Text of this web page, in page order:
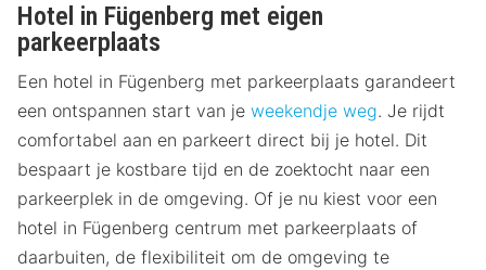
Hotel in Fügenberg met eigen
parkeerplaats
Een hotel in Fügenberg met parkeerplaats garandeert
een ontspannen start van je weekendje weg. Je rijdt
comfortabel aan en parkeert direct bij je hotel. Dit
bespaart je kostbare tijd en de zoektocht naar een
parkeerplek in de omgeving. Of je nu kiest voor een
hotel in Fügenberg centrum met parkeerplaats of
daarbuiten, de flexibiliteit om de omgeving te